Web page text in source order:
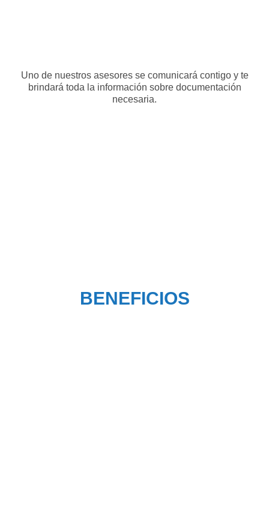
Uno de nuestros asesores se comunicará contigo y te
brindará toda la información sobre documentación
necesaria.
BENEFICIOS